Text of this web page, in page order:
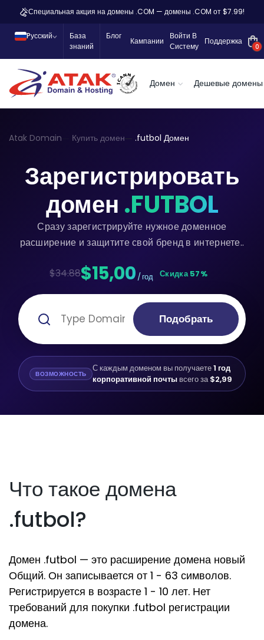
Специальная акция на домены .COM — домены .COM от $7.99!
Pусский
База
знаний
Блог
Кампании
Войти В
Систему
Поддержка
0
Домен Дешевые домены
Atak Domain Купить домен .futbol Домен
Зарегистрировать
домен .FUTBOL
Сразу зарегистрируйте нужное доменное
расширение и защитите свой бренд в интернете..
$34.88$15,00 / год Скидка 57%
Подобрать
ВОЗМОЖНОСТЬ С каждым доменом вы получаете1 год
корпоративной почтывсего за$2,99
Что такое домена
.futbol?
Домен .futbol — это расширение домена новый
Общий. Он записывается от 1 - 63 символов.
Регистрируется в возрасте 1 - 10 лет. Нет
требований для покупки .futbol регистрации
домена.